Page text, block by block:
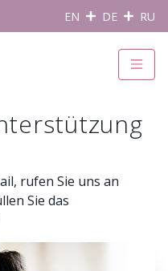
EN DE RU
, rufen Sie uns an
Sie das